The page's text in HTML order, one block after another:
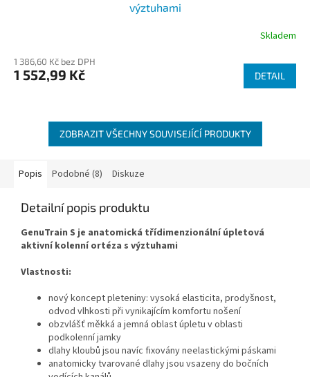
výztuhami
produktu
je
Skladem
1 386,60 Kč bez DPH
1 552,99 Kč DETAIL
ZOBRAZIT VŠECHNY SOUVISEJÍCÍ PRODUKTY
Popis Podobné (8) Diskuze
Detailní popis produktu
GenuTrain S je anatomická třídimenzionální úpletová
aktivní kolenní ortéza s výztuhami
Vlastnosti:
nový koncept pleteniny: vysoká elasticita, prodyšnost,
odvod vlhkosti při vynikajícím komfortu nošení
obzvlášť měkká a jemná oblast úpletu v oblasti
podkolenní jamky
dlahy kloubů jsou navíc fixovány neelastickými páskami
anatomicky tvarované dlahy jsou vsazeny do bočních